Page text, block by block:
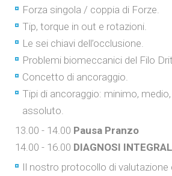
Forza singola / coppia di Forze.
Tip, torque in out e rotazioni.
Le sei chiavi dell’occlusione.
Problemi biomeccanici del Filo
Concetto di ancoraggio.
Tipi di ancoraggio: minimo,
assoluto.
13.00 - 14.00 Pausa Pranzo
14.00 - 16.00 DIAGNOSI
Il nostro protocollo di valutazione